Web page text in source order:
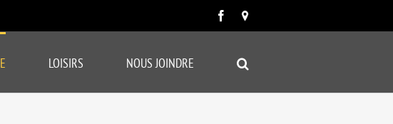
Facebook
Carte
LOISIRS NOUS JOINDRE